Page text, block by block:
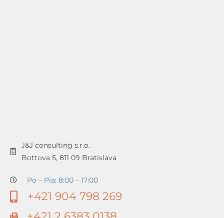
J&J consulting s.r.o.
Bottova 5, 811 09 Bratislava
Po – Pia: 8:00 – 17:00
+421 904 798 269